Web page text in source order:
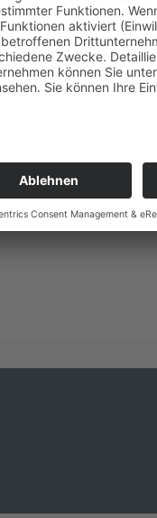
gegen
mit dem Mord
die Feinde der
Gruppe
Organisation”
in Conflans-
behandelt